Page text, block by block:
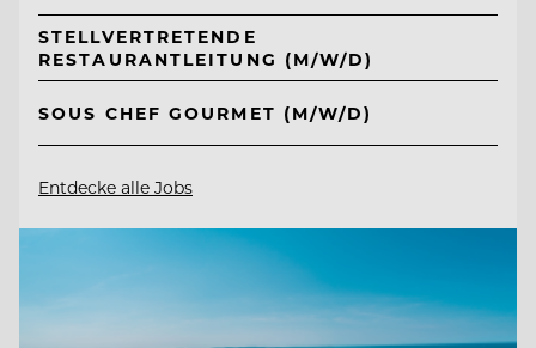
STELLVERTRETENDE
RESTAURANTLEITUNG (M/W/D)
SOUS CHEF GOURMET (M/W/D)
Entdecke alle Jobs